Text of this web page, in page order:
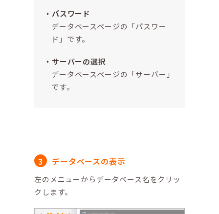
パスワード
データベースページの「パスワー
ド」です。
サーバーの選択
データベースページの「サーバー」
です。
データベースの表示
左のメニューからデータベース名をクリッ
クします。